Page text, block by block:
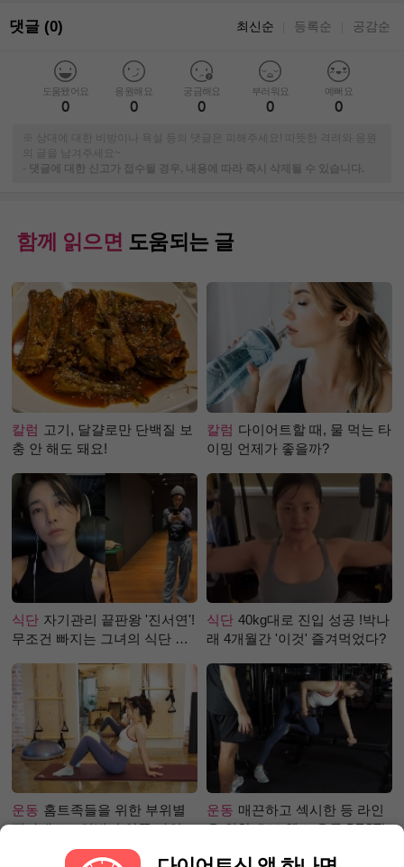
댓글 (0) 최신순 등록순 공감순
도움됐어요
0
응원해요
0
궁금해요
0
부러워요
0
예뻐요
0
※ 상대에 대한 비방이나 욕설 등의 댓글은 피해주세요! 따뜻한 격려와 응원
-
댓글에 대한 신고가 접수될 경우, 내용에 따라 즉시 삭제될 수 있습니다.
함께 읽으면 도움되는 글
칼럼 고기, 달걀로만 단백질 보
충 안 해도 돼요!
칼럼 다이어트할 때, 물 먹는 타
이밍 언제가 좋을까?
식단 자기관리 끝판왕 '진서연'!
무조건 빠지는 그녀의 식단 정
식단 40kg대로 진입 성공 !박나
래 4개월간 '이것' 즐겨먹었다?
운동 홈트족들을 위한 부위별
필라테스 – 허벅지 안쪽 라인
운동 매끈하고 섹시한 등 라인
을 위한 초보 헬스 운동 BEST!